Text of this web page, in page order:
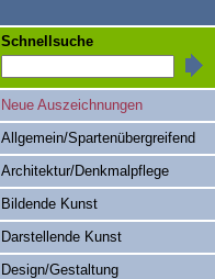
Schnellsuche
Neue Auszeichnungen
Allgemein/Spartenübergreifend
Architektur/Denkmalpflege
Bildende Kunst
Darstellende Kunst
Design/Gestaltung